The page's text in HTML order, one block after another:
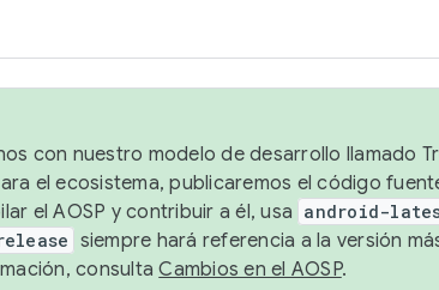
con nuestro modelo de desarrollo llamado
el ecosistema, publicaremos el código
el AOSP y contribuir a él, usa android-
siempre hará referencia a la versión
consultaCambios en el AOSP.